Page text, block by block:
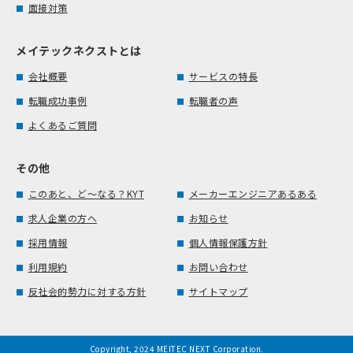
面接対策
メイテックネクストとは
会社概要
サービスの特長
転職成功事例
転職者の声
よくあるご質問
その他
このあと、ど～なる？KYT
メーカーエンジニアあるある
求人企業の方へ
お知らせ
採用情報
個人情報保護方針
利用規約
お問い合わせ
反社会的勢力に対する方針
サイトマップ
Copyright, 2024 MEITEC NEXT Corporation.